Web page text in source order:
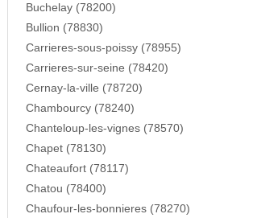
Buchelay (78200)
Bullion (78830)
Carrieres-sous-poissy (78955)
Carrieres-sur-seine (78420)
Cernay-la-ville (78720)
Chambourcy (78240)
Chanteloup-les-vignes (78570)
Chapet (78130)
Chateaufort (78117)
Chatou (78400)
Chaufour-les-bonnieres (78270)